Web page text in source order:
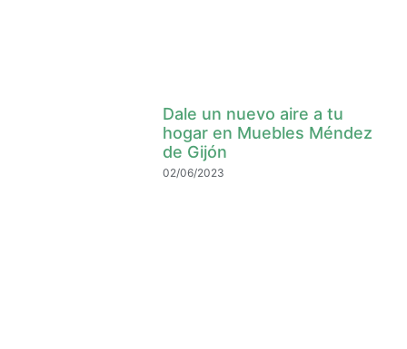
Dale un nuevo aire a tu
hogar en Muebles Méndez
de Gijón
02/06/2023